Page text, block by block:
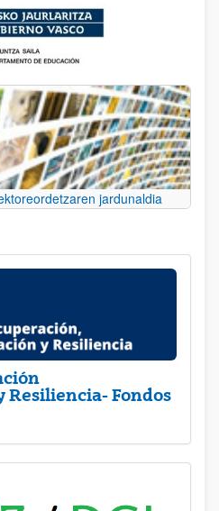
jardunaldia
Resiliencia- Fondos